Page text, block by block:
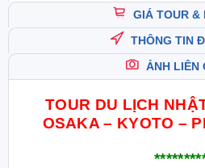
GIÁ TOUR &
THÔNG TIN
ẢNH LIÊN
TOUR DU LỊCH
OSAKA – KYOTO –